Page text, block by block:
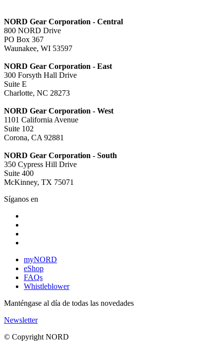
NORD Gear Corporation - Central
800 NORD Drive
PO Box 367
Waunakee, WI 53597
NORD Gear Corporation - East
300 Forsyth Hall Drive
Suite E
Charlotte, NC 28273
NORD Gear Corporation - West
1101 California Avenue
Suite 102
Corona, CA 92881
NORD Gear Corporation - South
350 Cypress Hill Drive
Suite 400
McKinney, TX 75071
Síganos en
myNORD
eShop
FAQs
Whistleblower
Manténgase al día de todas las novedades
Newsletter
© Copyright NORD